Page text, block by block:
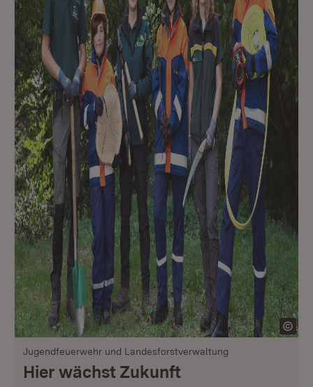
Jugendfeuerwehr und Landesforstverwaltung
Hier wächst Zukunft